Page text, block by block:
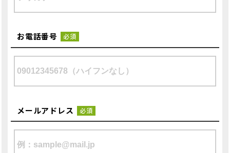
お電話番号 必須
メールアドレス 必須